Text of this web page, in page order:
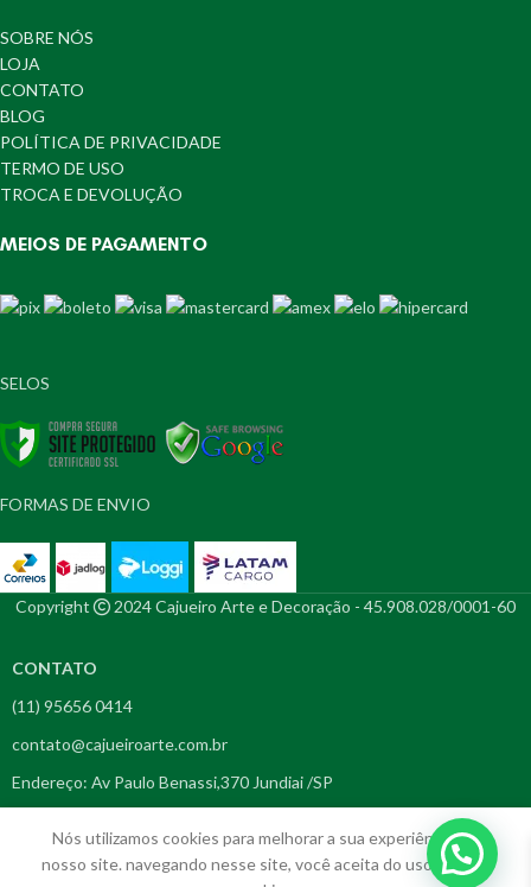
SOBRE NÓS
LOJA
CONTATO
BLOG
POLÍTICA DE PRIVACIDADE
TERMO DE USO
TROCA E DEVOLUÇÃO
MEIOS DE PAGAMENTO
SELOS
FORMAS DE ENVIO
Copyright 2024 Cajueiro Arte e Decoração - 45.908.028/0001-60
CONTATO
(11) 95656 0414
contato@cajueiroarte.com.br
Endereço: Av Paulo Benassi,370 Jundiai /SP
Nós utilizamos cookies para melhorar a sua experiência em
nosso site. navegando nesse site, você aceita do uso nossos
Mascara R$189,00
Em
até 3x
de
160,55